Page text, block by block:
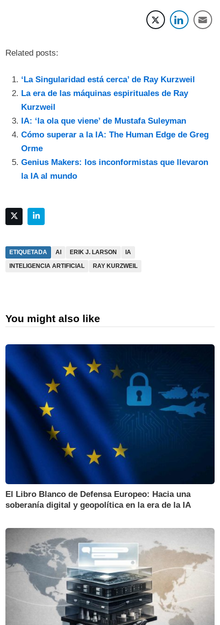
Related posts:
‘La Singularidad está cerca’ de Ray Kurzweil
La era de las máquinas espirituales de Ray
Kurzweil
IA: ‘la ola que viene’ de Mustafa Suleyman
Cómo superar a la IA: The Human Edge de Greg
Orme
Genius Makers: los inconformistas que llevaron
la IA al mundo
ETIQUETADA AI ERIK J. LARSON
IA
INTELIGENCIA ARTIFICIAL
RAY KURZWEIL
You might also like
El Libro Blanco de Defensa Europeo: Hacia una
soberanía digital y geopolítica en la era de la IA